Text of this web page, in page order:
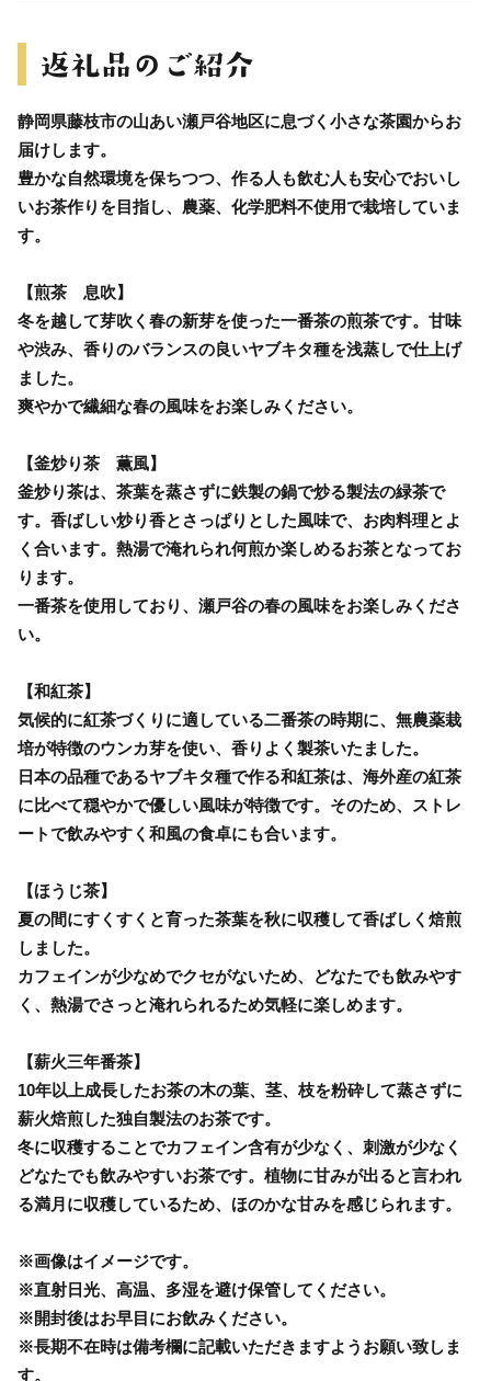
静岡県藤枝市の山あい瀬戸谷地区に息づく小さな茶園からお
届けします。
豊かな自然環境を保ちつつ、作る人も飲む人も安心でおいし
いお茶作りを目指し、農薬、化学肥料不使用で栽培していま
す。
【煎茶 息吹】
冬を越して芽吹く春の新芽を使った一番茶の煎茶です。甘味
や渋み、香りのバランスの良いヤブキタ種を浅蒸しで仕上げ
ました。
爽やかで繊細な春の風味をお楽しみください。
【釜炒り茶 薫風】
釜炒り茶は、茶葉を蒸さずに鉄製の鍋で炒る製法の緑茶で
す。香ばしい炒り香とさっぱりとした風味で、お肉料理とよ
く合います。熱湯で淹れられ何煎か楽しめるお茶となってお
ります。
一番茶を使用しており、瀬戸谷の春の風味をお楽しみくださ
い。
【和紅茶】
気候的に紅茶づくりに適している二番茶の時期に、無農薬栽
培が特徴のウンカ芽を使い、香りよく製茶いたました。
日本の品種であるヤブキタ種で作る和紅茶は、海外産の紅茶
に比べて穏やかで優しい風味が特徴です。そのため、ストレ
ートで飲みやすく和風の食卓にも合います。
【ほうじ茶】
夏の間にすくすくと育った茶葉を秋に収穫して香ばしく焙煎
しました。
カフェインが少なめでクセがないため、どなたでも飲みやす
く、熱湯でさっと淹れられるため気軽に楽しめます。
【薪火三年番茶】
10年以上成長したお茶の木の葉、茎、枝を粉砕して蒸さずに
薪火焙煎した独自製法のお茶です。
冬に収穫することでカフェイン含有が少なく、刺激が少なく
どなたでも飲みやすいお茶です。植物に甘みが出ると言われ
る満月に収穫しているため、ほのかな甘みを感じられます。
※画像はイメージです。
※直射日光、高温、多湿を避け保管してください。
※開封後はお早目にお飲みください。
※長期不在時は備考欄に記載いただきますようお願い致しま
す。